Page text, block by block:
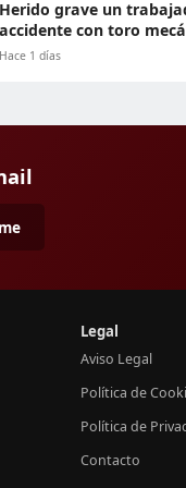
Herido grave un
accidente con toro
Hace 1 días
Legal
Aviso Legal
Política de
Política de
Contacto